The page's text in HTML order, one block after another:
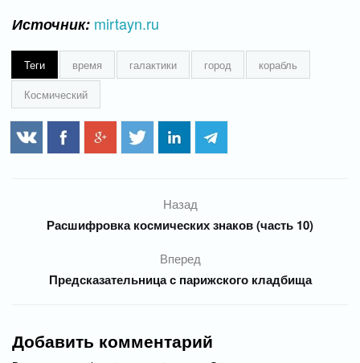
Источник: mirtayn.ru
Теги время галактики город
корабль
Космический
Назад
Расшифровка космических знаков (часть 10)
Вперед
Предсказательница с парижского кладбища
Добавить комментарий